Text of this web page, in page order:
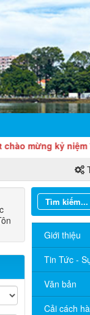
mừng kỷ niệm 71
Giới thiệu
Tin Tức -
Văn bản
Cải cách
59/TB-
của Ban